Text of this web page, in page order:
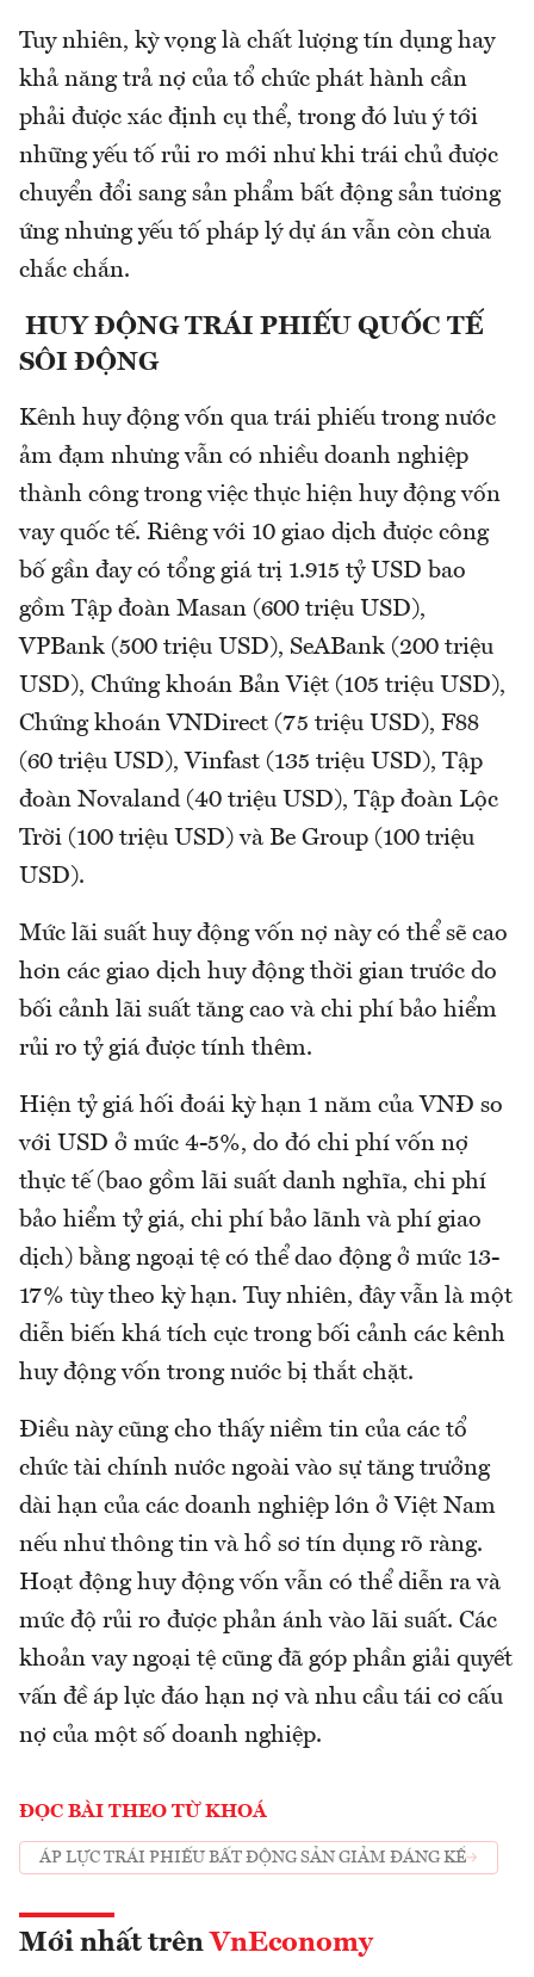
Tuy nhiên, kỳ vọng là chất lượng tín dụng hay
khả năng trả nợ của tổ chức phát hành cần
phải được xác định cụ thể, trong đó lưu ý tới
những yếu tố rủi ro mới như khi trái chủ được
chuyển đổi sang sản phẩm bất động sản tương
ứng nhưng yếu tố pháp lý dự án vẫn còn chưa
chắc chắn.
HUY ĐỘNG TRÁI PHIẾU QUỐC TẾ
SÔI ĐỘNG
Kênh huy động vốn qua trái phiếu trong nước
ảm đạm nhưng vẫn có nhiều doanh nghiệp
thành công trong việc thực hiện huy động vốn
vay quốc tế. Riêng với 10 giao dịch được công
bố gần đay có tổng giá trị 1.915 tỷ USD bao
gồm Tập đoàn Masan (600 triệu USD),
VPBank (500 triệu USD), SeABank (200 triệu
USD), Chứng khoán Bản Việt (105 triệu USD),
Chứng khoán VNDirect (75 triệu USD), F88
(60 triệu USD), Vinfast (135 triệu USD), Tập
đoàn Novaland (40 triệu USD), Tập đoàn Lộc
Trời (100 triệu USD) và Be Group (100 triệu
USD).
Mức lãi suất huy động vốn nợ này có thể sẽ cao
hơn các giao dịch huy động thời gian trước do
bối cảnh lãi suất tăng cao và chi phí bảo hiểm
rủi ro tỷ giá được tính thêm.
Hiện tỷ giá hối đoái kỳ hạn 1 năm của VNĐ so
với USD ở mức 4-5%, do đó chi phí vốn nợ
thực tế (bao gồm lãi suất danh nghĩa, chi phí
bảo hiểm tỷ giá, chi phí bảo lãnh và phí giao
dịch) bằng ngoại tệ có thể dao động ở mức 13-
17% tùy theo kỳ hạn. Tuy nhiên, đây vẫn là một
diễn biến khá tích cực trong bối cảnh các kênh
huy động vốn trong nước bị thắt chặt.
Điều này cũng cho thấy niềm tin của các tổ
chức tài chính nước ngoài vào sự tăng trưởng
dài hạn của các doanh nghiệp lớn ở Việt Nam
nếu như thông tin và hồ sơ tín dụng rõ ràng.
Hoạt động huy động vốn vẫn có thể diễn ra và
mức độ rủi ro được phản ánh vào lãi suất. Các
khoản vay ngoại tệ cũng đã góp phần giải quyết
vấn đề áp lực đáo hạn nợ và nhu cầu tái cơ cấu
nợ của một số doanh nghiệp.
ĐỌC BÀI THEO TỪ KHOÁ
ÁP LỰC TRÁI PHIẾU BẤT ĐỘNG SẢN GIẢM ĐÁNG KỂ
Mới nhất trên VnEconomy